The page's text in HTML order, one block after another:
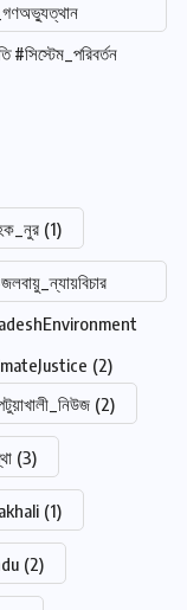
(1)
(2)
(2)
(3)
(1)
(2)